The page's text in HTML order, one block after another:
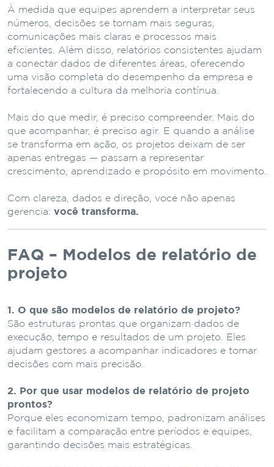
À medida que equipes aprendem a interpretar seus
números, decisões se tornam mais seguras,
comunicações mais claras e processos mais
eficientes. Além disso, relatórios consistentes ajudam
a conectar dados de diferentes áreas, oferecendo
uma visão completa do desempenho da empresa e
fortalecendo a cultura da melhoria contínua.
Mais do que medir, é preciso compreender. Mais do
que acompanhar, é preciso agir. E quando a análise
se transforma em ação, os projetos deixam de ser
apenas entregas — passam a representar
crescimento, aprendizado e propósito em movimento.
Com clareza, dados e direção, você não apenas
gerencia: você transforma.
FAQ – Modelos de relatório de
projeto
1. O que são modelos de relatório de projeto?
São estruturas prontas que organizam dados de
execução, tempo e resultados de um projeto. Eles
ajudam gestores a acompanhar indicadores e tomar
decisões com mais precisão.
2. Por que usar modelos de relatório de projeto
prontos?
Porque eles economizam tempo, padronizam análises
e facilitam a comparação entre períodos e equipes,
garantindo decisões mais estratégicas.